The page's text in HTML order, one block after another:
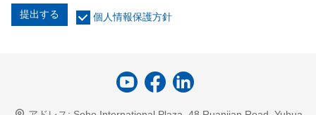
提出する 個人情報保護方針